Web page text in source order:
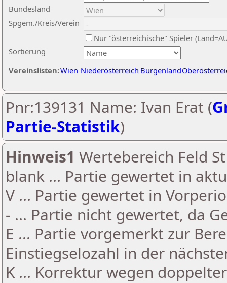
Sortierung
Bundesland
Spgem./Kreis/Verein
Nur "österreichische" Spieler
Vereinslisten:Wien Niederösterreich Burgenland
Pnr:139131 Name: Ivan Erat (
Partie-Statistik)
Hinweis1 Wertebereich Feld
blank ... Partie gewertet in
V ... Partie gewertet in
- ... Partie nicht gewertet, da
E ... Partie vorgemerkt zur
Einstiegselozahl in der
K ... Korrektur wegen